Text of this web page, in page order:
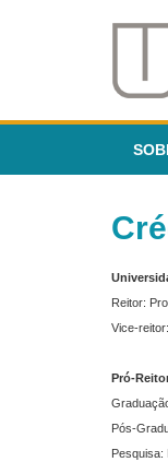
Reitor:
Vice-
Pró-
Pós-
Pesquisa: